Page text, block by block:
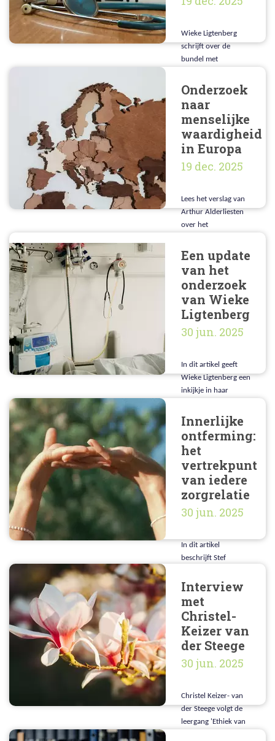
Wieke Ligtenberg
schrijft over de
bundel met
van huisartsen bij
Onderzoek
naar
menselijke
waardigheid
in Europa
19 dec. 2025
Lees het verslag van
Arthur Alderliesten
over het
naar menselijke
waardigheid
Een update
van het
onderzoek
van Wieke
Ligtenberg
30 jun. 2025
In dit artikel geeft
Wieke Ligtenberg een
inkijkje in haar
regiovariatie in
euthanasie. Wat
heeft ze tot nu toe
kunnen vinden?
Innerlijke
ontferming:
het
vertrekpunt
van iedere
zorgrelatie
30 jun. 2025
In dit artikel
beschrijft Stef
zorg' vanuit de
theorie van Tronto.
Sluit dit aan bij het
Bijbelse zorgen?
Interview
met
Christel-
Keizer van
der Steege
30 jun. 2025
Christel Keizer- van
der Steege volgt de
leergang 'Ethiek van